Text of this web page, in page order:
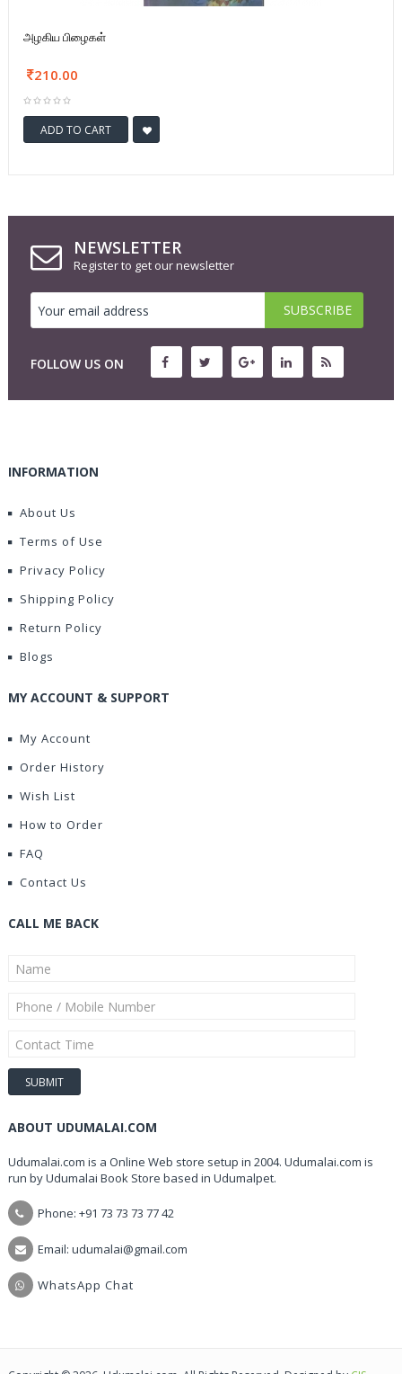
அழகிய பிழைகள்
210.00
ADD TO CART
NEWSLETTER
Register to get our newsletter
FOLLOW US ON
INFORMATION
About Us
Terms of Use
Privacy Policy
Shipping Policy
Return Policy
Blogs
MY ACCOUNT & SUPPORT
My Account
Order History
Wish List
How to Order
FAQ
Contact Us
CALL ME BACK
ABOUT UDUMALAI.COM
Udumalai.com is a Online Web store setup in 2004. Udumalai.com is
run by Udumalai Book Store based in Udumalpet.
Phone: +91 73 73 73 77 42
Email: udumalai@gmail.com
WhatsApp Chat